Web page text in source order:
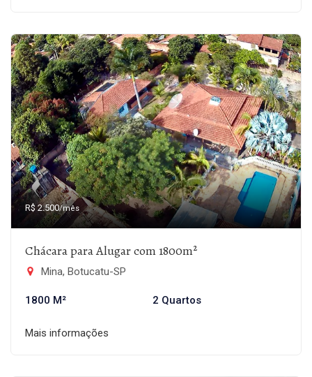
R$ 2.500/mês
Chácara para Alugar com 1800m²
Mina, Botucatu-SP
1800 M² 2 Quartos
Mais informações